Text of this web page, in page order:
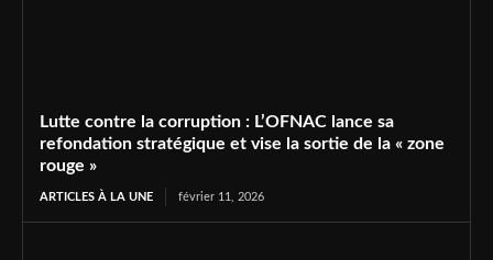
Lutte contre la corruption : L’OFNAC lance sa
refondation stratégique et vise la sortie de la « zone
rouge »
ARTICLES À LA UNE février 11, 2026